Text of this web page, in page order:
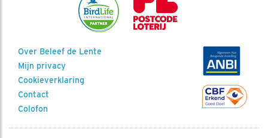
Over Beleef de Lente
Mijn privacy
Cookieverklaring
Contact
Colofon